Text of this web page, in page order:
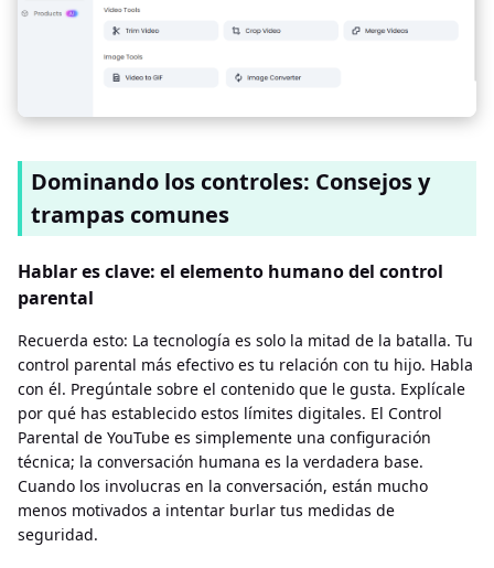
Dominando los controles: Consejos y
trampas comunes
Hablar es clave: el elemento humano del control
parental
Recuerda esto: La tecnología es solo la mitad de la batalla. Tu
control parental más efectivo es tu relación con tu hijo. Habla
con él. Pregúntale sobre el contenido que le gusta. Explícale
por qué has establecido estos límites digitales. El Control
Parental de YouTube es simplemente una configuración
técnica; la conversación humana es la verdadera base.
Cuando los involucras en la conversación, están mucho
menos motivados a intentar burlar tus medidas de
seguridad.